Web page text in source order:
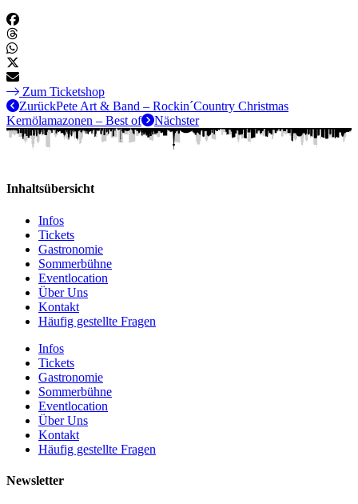
Zum Ticketshop
ZurückPete Art & Band – Rockin´Country Christmas
Kernölamazonen – Best of
Nächster
Inhaltsübersicht
Infos
Tickets
Gastronomie
Sommerbühne
Eventlocation
Über Uns
Kontakt
Häufig gestellte Fragen
Infos
Tickets
Gastronomie
Sommerbühne
Eventlocation
Über Uns
Kontakt
Häufig gestellte Fragen
Newsletter